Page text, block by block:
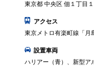
東京都 中央区 佃１丁目
アクセス
東京メトロ有楽町線「月
設置車両
ハリアー（青）、新型ア